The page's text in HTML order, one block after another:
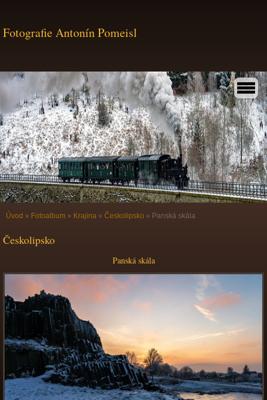
Fotografie Antonín Pomeisl
Úvod » Fotoalbum » Krajina » Českolipsko » Panská skála
Českolipsko
Panská skála